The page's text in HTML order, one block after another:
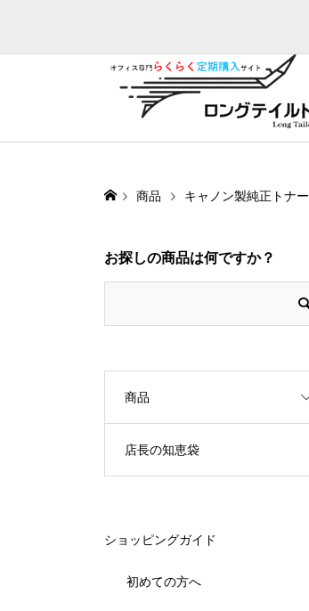
商品 キャノン製純正トナー
お探しの商品は何ですか？
商品
店長の知恵袋
ショッピングガイド
初めての方へ